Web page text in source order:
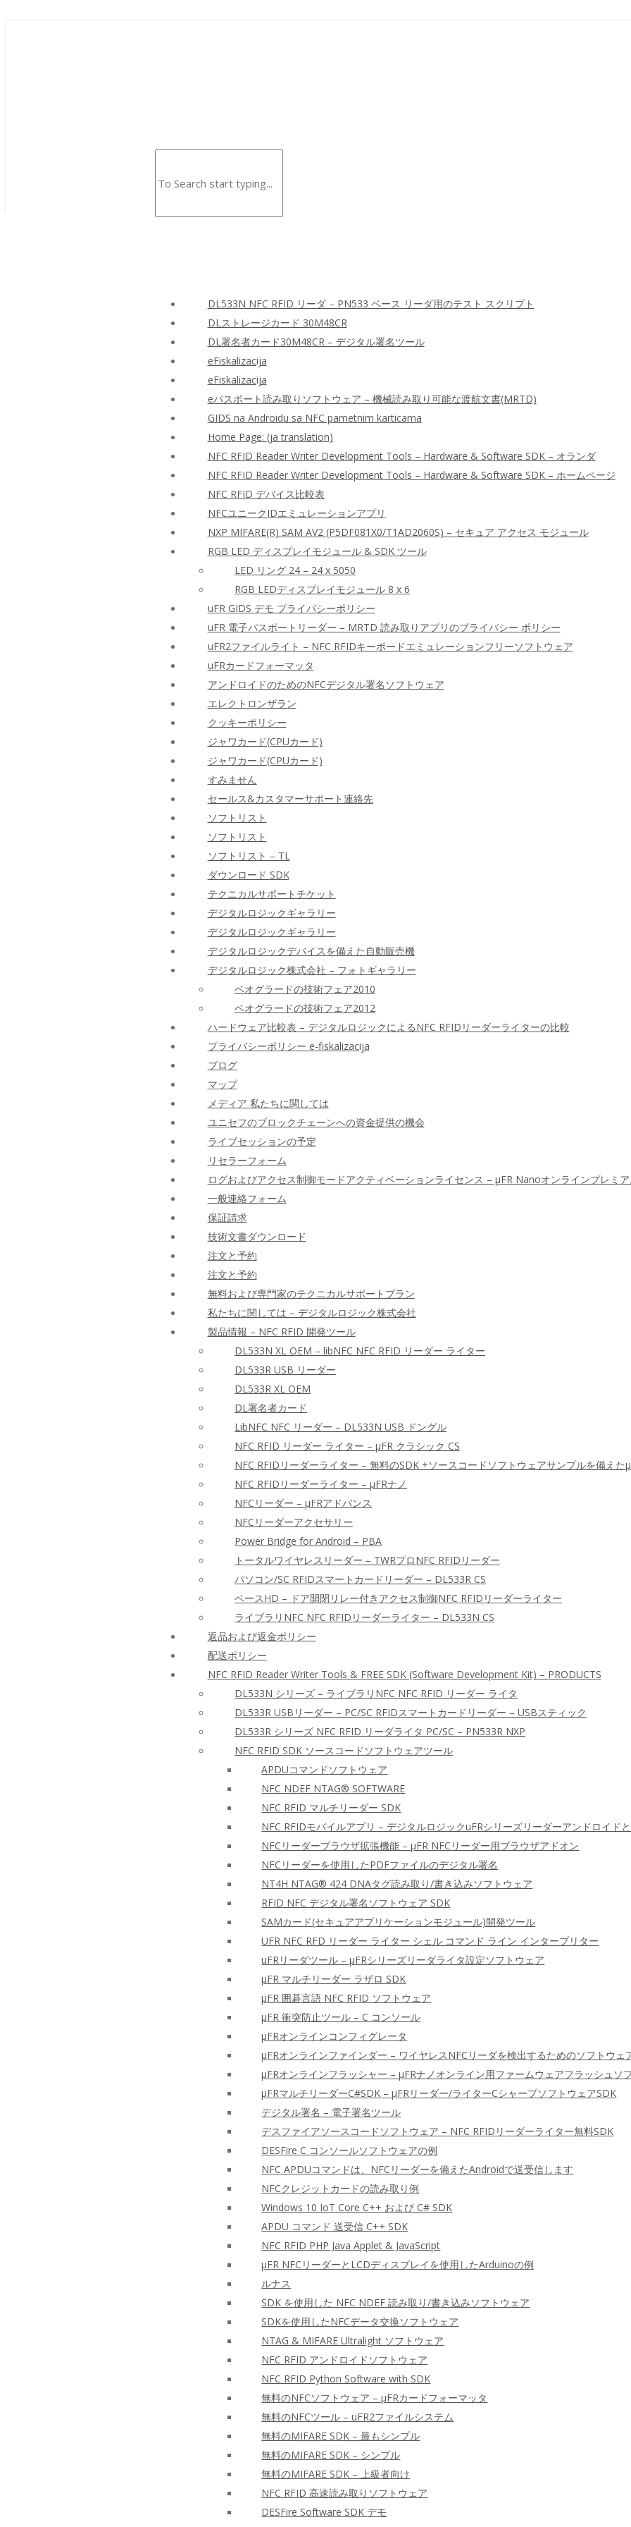
DL533N NFC RFID リーダ – PN533 ベース リーダ用のテスト スクリプト
DLストレージカード 30M48CR
DL署名者カード30M48CR – デジタル署名ツール
eFiskalizacija
eFiskalizacija
eパスポート読み取りソフトウェア – 機械読み取り可能な渡航文書(MRTD)
GIDS na Androidu sa NFC pametnim karticama
Home Page: (ja translation)
NFC RFID Reader Writer Development Tools – Hardware & Software SDK – オランダ
NFC RFID Reader Writer Development Tools – Hardware & Software SDK – ホームページ
NFC RFID デバイス比較表
NFCユニークIDエミュレーションアプリ
NXP MIFARE(R) SAM AV2 (P5DF081X0/T1AD2060S) – セキュア アクセス モジュール
RGB LED ディスプレイモジュール & SDK ツール
LED リング 24 – 24 x 5050
RGB LEDディスプレイモジュール 8 x 6
uFR GIDS デモ プライバシーポリシー
uFR 電子パスポートリーダー – MRTD 読み取りアプリのプライバシー ポリシー
uFR2ファイルライト – NFC RFIDキーボードエミュレーションフリーソフトウェア
uFRカードフォーマッタ
アンドロイドのためのNFCデジタル署名ソフトウェア
エレクトロンザラン
クッキーポリシー
ジャワカード(CPUカード)
ジャワカード(CPUカード)
すみません
セールス&カスタマーサポート連絡先
ソフトリスト
ソフトリスト
ソフトリスト – TL
ダウンロード SDK
テクニカルサポートチケット
デジタルロジックギャラリー
デジタルロジックギャラリー
デジタルロジックデバイスを備えた自動販売機
デジタルロジック株式会社 – フォトギャラリー
ベオグラードの技術フェア2010
ベオグラードの技術フェア2012
ハードウェア比較表 – デジタルロジックによるNFC RFIDリーダーライターの比較
プライバシーポリシー e-fiskalizacija
ブログ
マップ
メディア 私たちに関しては
ユニセフのブロックチェーンへの資金提供の機会
ライブセッションの予定
リセラーフォーム
ログおよびアクセス制御モードアクティベーションライセンス – μFR Nanoオンラインプレミ
一般連絡フォーム
保証請求
技術文書ダウンロード
注文と予約
注文と予約
無料および専門家のテクニカルサポートプラン
私たちに関しては – デジタルロジック株式会社
製品情報 – NFC RFID 開発ツール
DL533N XL OEM – libNFC NFC RFID リーダー ライター
DL533R USB リーダー
DL533R XL OEM
DL署名者カード
LibNFC NFC リーダー – DL533N USB ドングル
NFC RFID リーダー ライター – μFR クラシック CS
NFC RFIDリーダーライター – 無料のSDK +ソースコードソフトウェアサンプルを備えた
NFC RFIDリーダーライター – μFRナノ
NFCリーダー – μFRアドバンス
NFCリーダーアクセサリー
Power Bridge for Android – PBA
トータルワイヤレスリーダー – TWRプロNFC RFIDリーダー
パソコン/SC RFIDスマートカードリーダー – DL533R CS
ベースHD – ドア開閉リレー付きアクセス制御NFC RFIDリーダーライター
ライブラリNFC NFC RFIDリーダーライター – DL533N CS
返品および返金ポリシー
配送ポリシー
NFC RFID Reader Writer Tools & FREE SDK (Software Development Kit) – PRODUCTS
DL533N シリーズ – ライブラリNFC NFC RFID リーダー ライタ
DL533R USBリーダー – PC/SC RFIDスマートカードリーダー – USBスティック
DL533R シリーズ NFC RFID リーダライタ PC/SC – PN533R NXP
NFC RFID SDK ソースコードソフトウェアツール
APDUコマンドソフトウェア
NFC NDEF NTAG® SOFTWARE
NFC RFID マルチリーダー SDK
NFC RFIDモバイルアプリ – デジタルロジックuFRシリーズリーダーアンドロイド
NFCリーダーブラウザ拡張機能 – μFR NFCリーダー用ブラウザアドオン
NFCリーダーを使用したPDFファイルのデジタル署名
NT4H NTAG® 424 DNAタグ読み取り/書き込みソフトウェア
RFID NFC デジタル署名ソフトウェア SDK
SAMカード(セキュアアプリケーションモジュール)開発ツール
UFR NFC RFD リーダー ライター シェル コマンド ライン インタープリター
uFRリーダツール – μFRシリーズリーダライタ設定ソフトウェア
μFR マルチリーダー ラザロ SDK
μFR 囲碁言語 NFC RFID ソフトウェア
μFR 衝突防止ツール – C コンソール
μFRオンラインコンフィグレータ
μFRオンラインファインダー – ワイヤレスNFCリーダを検出するためのソフトウェ
μFRオンラインフラッシャー – μFRナノオンライン用ファームウェアフラッシュソ
μFRマルチリーダーC#SDK – μFRリーダー/ライターCシャープソフトウェアSDK
デジタル署名 – 電子署名ツール
デスファイアソースコードソフトウェア – NFC RFIDリーダーライター無料SDK
DESFire C コンソールソフトウェアの例
NFC APDUコマンドは、NFCリーダーを備えたAndroidで送受信します
NFCクレジットカードの読み取り例
Windows 10 IoT Core C++ および C# SDK
APDU コマンド 送受信 C++ SDK
NFC RFID PHP Java Applet & JavaScript
μFR NFCリーダーとLCDディスプレイを使用したArduinoの例
ルナス
SDK を使用した NFC NDEF 読み取り/書き込みソフトウェア
SDKを使用したNFCデータ交換ソフトウェア
NTAG & MIFARE Ultralight ソフトウェア
NFC RFID アンドロイドソフトウェア
NFC RFID Python Software with SDK
無料のNFCソフトウェア – μFRカードフォーマッタ
無料のNFCツール – uFR2ファイルシステム
無料のMIFARE SDK – 最もシンプル
無料のMIFARE SDK – シンプル
無料のMIFARE SDK – 上級者向け
NFC RFID 高速読み取りソフトウェア
DESFire Software SDK デモ